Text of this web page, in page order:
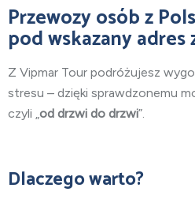
Przewozy osóbz
pod wskazany
Z Vipmar Tour podróżujesz
stresu – dzięki sprawdzonemu
czyli „ od drzwi do drzwi”.
Dlaczego warto?